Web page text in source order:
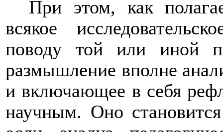
При этом, как
всякое
поводу той или иной
размышление вполне
и включающее в себя
научным. Оно